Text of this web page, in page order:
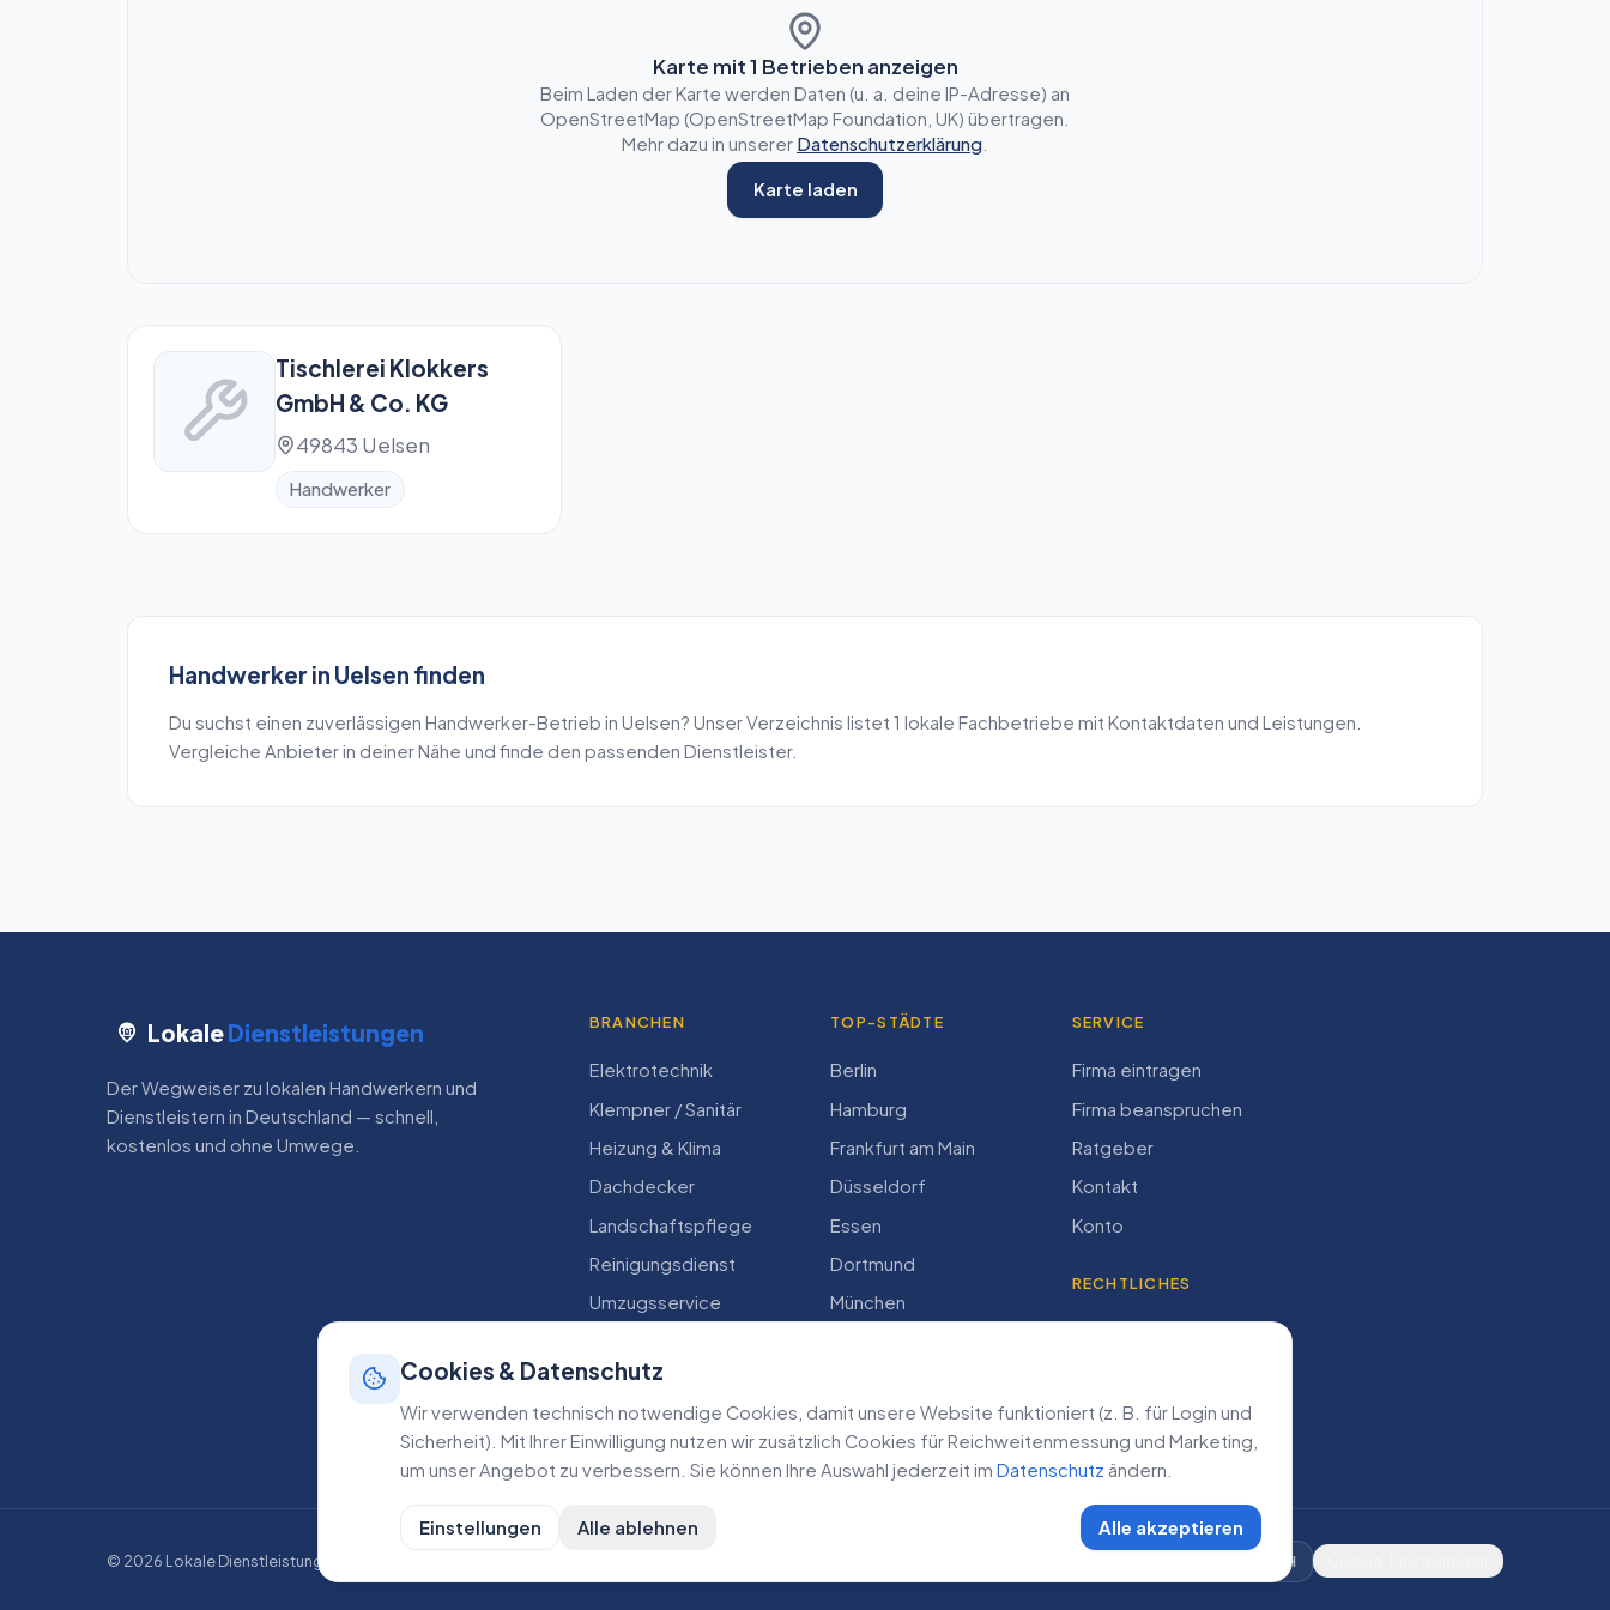
Karte mit1 Betrieben anzeigen
Beim Laden der Karte werden Daten (u. a. deine IP-Adresse) an
OpenStreetMap (OpenStreetMap Foundation, UK) übertragen.
Mehr dazu in unserer Datenschutzerklärung
Karte laden
Tischlerei Klokkers
GmbH & Co. KG
49843 Uelsen
Handwerker
Handwerker in Uelsen finden
Du suchst einen zuverlässigen Handwerker-Betrieb in Uelsen? Unser Verzeichnis listet 1 lokale Fachbetriebe mit Kontaktdaten und Leistungen.
Vergleiche Anbieter in deiner Nähe und finde den passenden Dienstleister.
LokaleDienstleistungen
Der Wegweiser zu lokalen Handwerkern und
Dienstleistern in Deutschland — schnell,
kostenlos und ohne Umwege.
BRANCHEN
Elektrotechnik
Klempner / Sanitär
Heizung & Klima
Dachdecker
Landschaftspflege
Reinigungsdienst
Umzugsservice
TOP-STÄDTE
Berlin
Hamburg
Frankfurt am Main
Düsseldorf
Essen
Dortmund
München
SERVICE
Firma eintragen
Firma beanspruchen
Ratgeber
Kontakt
Konto
RECHTLICHES
AGB
© 2026 Lokale Dienstleistungen. Alle Rechte vorbehalten. CH
Cookies & Datenschutz
Wir verwenden technisch notwendige Cookies, damit unsere Website funktioniert (z. B. für Login und
Sicherheit). Mit Ihrer Einwilligung nutzen wir zusätzlich Cookies für Reichweiten­messung und Marketing,
um unser Angebot zu verbessern. Sie können Ihre Auswahl jederzeit im Datenschutz ändern.
Einstellungen Alle ablehnen Alle akzeptieren